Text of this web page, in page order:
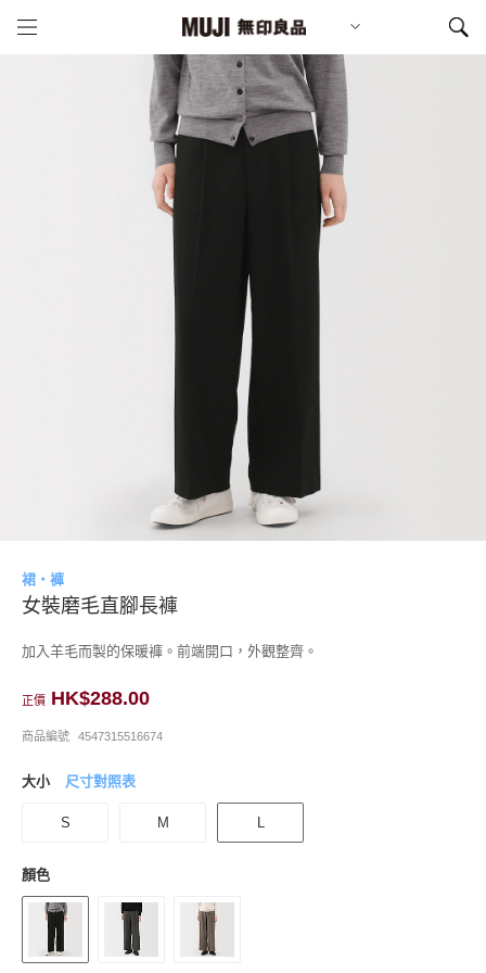
裙・褲
女裝磨毛直腳長褲
加入羊毛而製的保暖褲。前端開口，外觀整齊。
正價 HK$288.00
商品編號 4547315516674
大小 尺寸對照表
S M L
顏色